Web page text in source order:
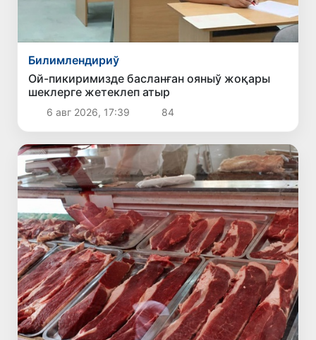
Билимлендириў
Ой-пикиримизде басланған ояныў жоқары
шеклерге жетеклеп атыр
6 авг 2026, 17:39 84